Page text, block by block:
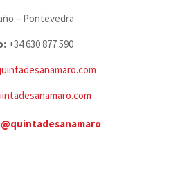
– Pontevedra
+34 630 877 590
@quintadesanamaro